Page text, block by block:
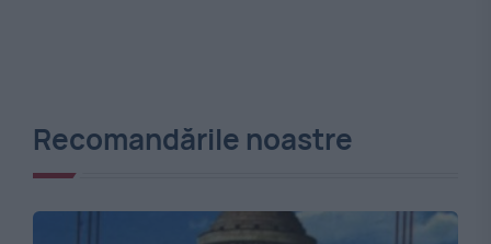
Recomandările noastre